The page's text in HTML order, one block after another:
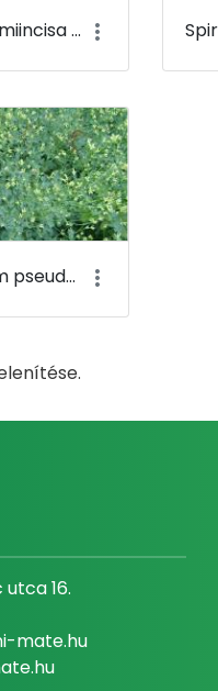
Sorbus semiincisa - Budai berkenye - Budai Arborétum
Thalictrum pseudominus - Kékes vagy pannon borkóró - Budai Arborétum
16.
mate.hu